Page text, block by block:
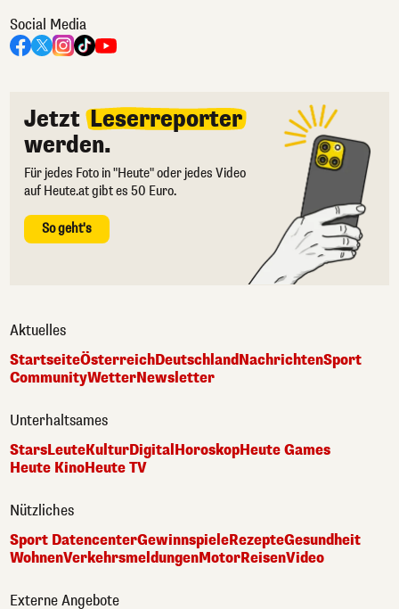
Social Media
Jetzt Leserreporter
werden.
Für jedes Foto in "Heute" oder jedes Video
auf Heute.at gibt es 50 Euro.
So geht's
Aktuelles
StartseiteÖsterreichDeutschlandNachrichtenSport
CommunityWetterNewsletter
Unterhaltsames
StarsLeuteKulturDigital HoroskopHeute Games
Heute KinoHeute TV
Nützliches
Sport DatencenterGewinnspieleRezepteGesundheit
WohnenVerkehrsmeldungenMotorReisenVideo
Externe Angebote